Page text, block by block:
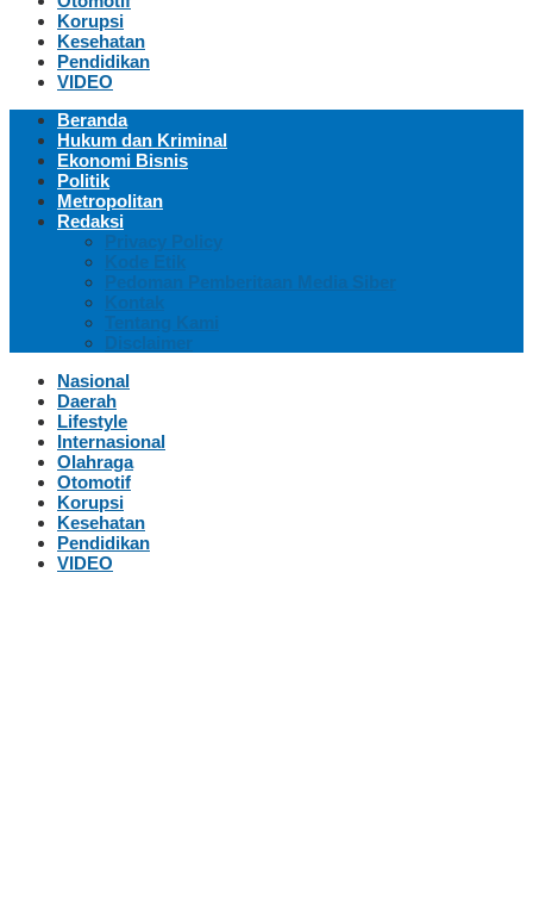
Korupsi
Kesehatan
Pendidikan
VIDEO
Beranda
Hukum dan Kriminal
Ekonomi Bisnis
Politik
Metropolitan
Redaksi
Privacy Policy
Kode Etik
Pedoman Pemberitaan Media Siber
Kontak
Tentang Kami
Disclaimer
Nasional
Daerah
Lifestyle
Internasional
Olahraga
Otomotif
Korupsi
Kesehatan
Pendidikan
VIDEO